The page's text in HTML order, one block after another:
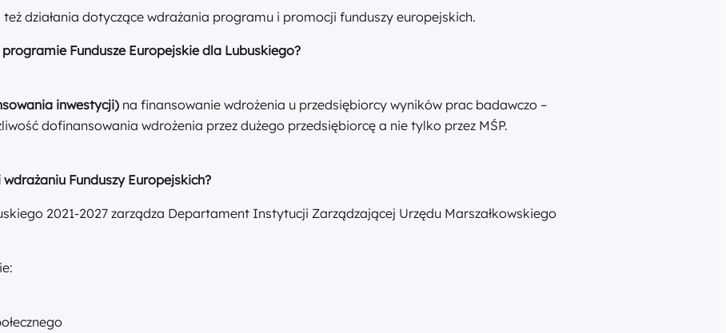
działania dotyczące wdrażania programu i promocji funduszy europejskich.
Fundusze Europejskie dla Lubuskiego?
inwestycji) na finansowanie wdrożenia u przedsiębiorcy wyników prac badawczo –
dofinansowania wdrożenia przez dużego przedsiębiorcę a nie tylko przez MŚP.
Funduszy Europejskich?
2021-2027 zarządza Departament Instytucji Zarządzającej Urzędu Marszałkowskiego